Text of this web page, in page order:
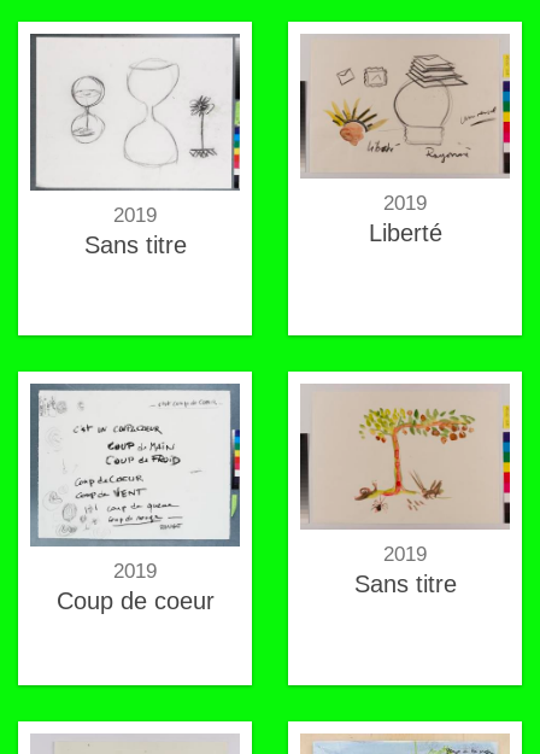
2019
Sans titre
2019
Liberté
2019
Coup de coeur
2019
Sans titre